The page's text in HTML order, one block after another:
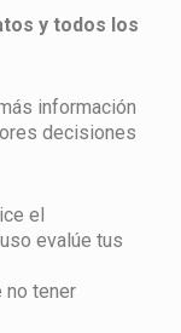
y todos los
información
decisiones
el
evalúe tus
no tener